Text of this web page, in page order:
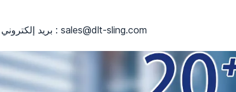
بريد إلكتروني : sales@dlt-sling.com